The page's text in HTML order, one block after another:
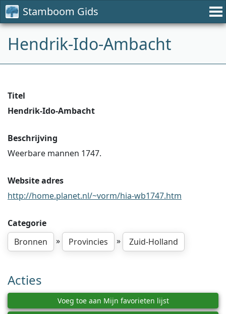
Stamboom Gids
Hendrik-Ido-Ambacht
Titel
Hendrik-Ido-Ambacht
Beschrijving
Weerbare mannen 1747.
Website adres
http://home.planet.nl/~vorm/hia-wb1747.htm
Categorie
Bronnen
» Provincies » Zuid-Holland
Acties
Voeg toe aan Mijn favorieten lijst